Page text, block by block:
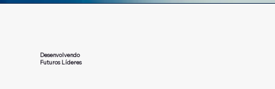
Desenvolvendo
Futuros Líderes